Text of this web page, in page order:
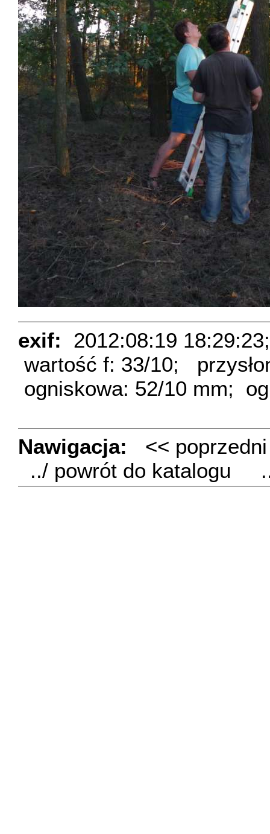
exif:
2012:08:19 18:29:23;
wartość f: 33/10;
ogniskowa: 52/10 mm;
Nawigacja:
<<
../ powrót do katalogu